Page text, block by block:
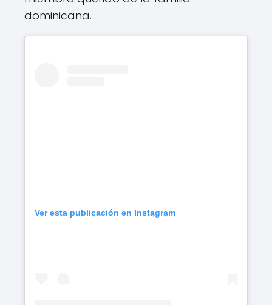
dominicana.
Ver esta publicación en Instagram